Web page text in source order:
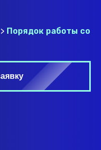
Порядок работы со